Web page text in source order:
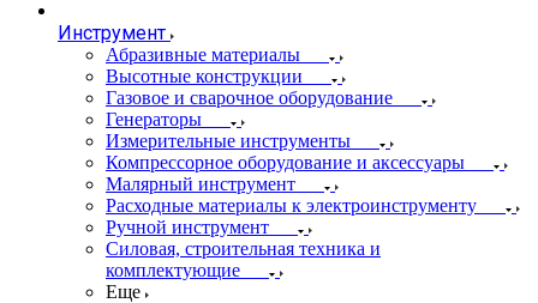
Инструмент
Абразивные материалы
Высотные конструкции
Газовое и сварочное оборудование
Генераторы
Измерительные инструменты
Компрессорное оборудование и аксессуары
Малярный инструмент
Расходные материалы к электроинструменту
Ручной инструмент
Силовая, строительная техника и
комплектующие
Еще